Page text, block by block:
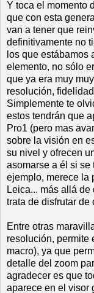
Y toca el momento
que con esta
van a tener que
definitivamente no
los que estábamos
elemento, no sólo
que ya era muy
resolución,
Simplemente te
estos tendrán que
Pro1 (pero mas
sobre la visión en
su nivel y ofrecen
asomarse a él si
ejemplo, merece la
Leica... más allá
trata de disfrutar de
Entre otras
resolución, permite
macro), ya que
detalle del zoom
agradecer es que
aparece en el visor